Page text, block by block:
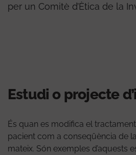
per un Comitè d’Ètica de la
Estudi o projecte
És quan es modifica el
pacient com a conseqüència de
mateix. Són exemples d’aquests